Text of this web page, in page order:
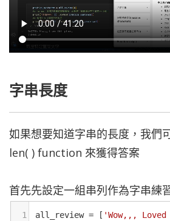
字串長度
如果想要知道字串的長度，我們
len( ) function 來獲得答案
首先先設定一組串列作為字串練
1 all_review = [ 'Wow,,,